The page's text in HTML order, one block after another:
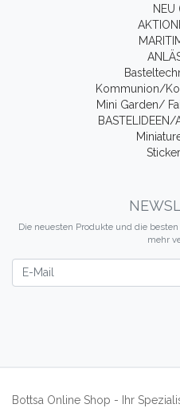
NEU
Kommunion/
Mini Garden/
Die neuesten Produkte und die
mehr
Bottsa Online Shop - Ihr